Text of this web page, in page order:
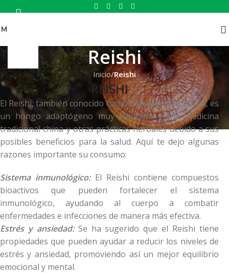
MENÚ
Reishi
Inicio/Reishi
REISHI
El Reishi, también conocido como Ganoderma lucidum, es
un hongo adaptógeno muy valorado en la medicina
tradicional china y otras prácticas herbales debido a sus
posibles beneficios para la salud. Aquí te dejo algunas
razones importante su consumo:
Sistema inmunológico:El Reishi contiene compuestos
bioactivos que pueden fortalecer el sistema
inmunológico, ayudando al cuerpo a combatir
enfermedades e infecciones de manera más efectiva.
Estrés y ansiedad:Se ha sugerido que el Reishi tiene
propiedades que pueden ayudar a reducir los niveles de
estrés y ansiedad, promoviendo así un mejor equilibrio
emocional y mental.